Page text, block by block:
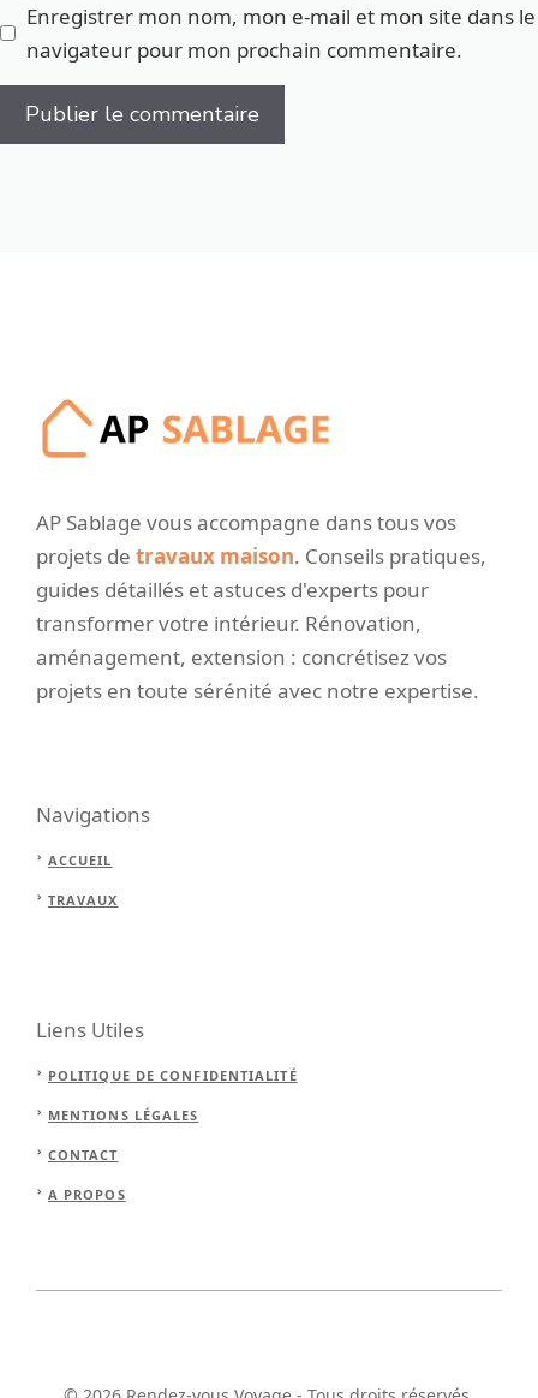
Enregistrer mon nom, mon e-mail et mon site dans le
navigateur pour mon prochain commentaire.
AP Sablage vous accompagne dans tous vos
projets de travaux maison. Conseils pratiques,
guides détaillés et astuces d'experts pour
transformer votre intérieur. Rénovation,
aménagement, extension : concrétisez vos
projets en toute sérénité avec notre expertise.
Navigations
ACCUEIL
TRAVAUX
Liens Utiles
POLITIQUE DE CONFIDENTIALITÉ
MENTIONS LÉGALES
CONTACT
A PROPOS